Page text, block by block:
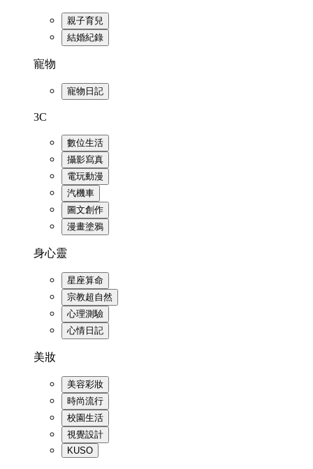
親子育兒
結婚紀錄
寵物
寵物日記
3C
數位生活
攝影寫真
電玩動漫
汽機車
圖文創作
漫畫塗鴉
身心靈
星座算命
宗教超自然
心理測驗
心情日記
美妝
美容彩妝
時尚流行
校園生活
視覺設計
KUSO